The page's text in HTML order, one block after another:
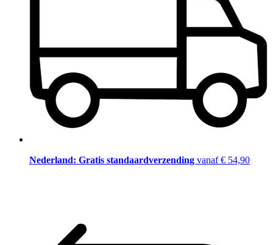
Nederland: Gratis standaardverzending vanaf € 54,90